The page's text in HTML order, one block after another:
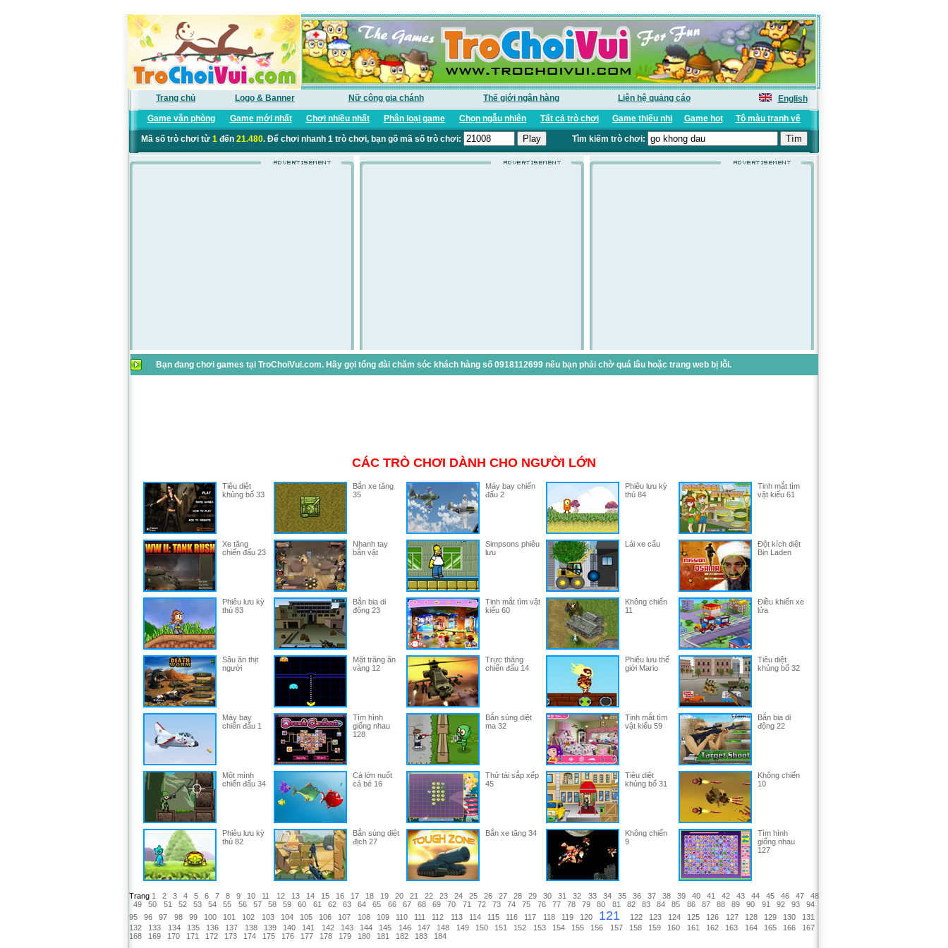
Trang chủ Logo & Banner Nữ công gia chánh Thế giới ngân hàng Liên hệ quảng cáo
English
Game văn phòng
Game mới nhất Chơi nhiều nhất Phân loại game Chọn ngẫu nhiên Tất cả trò chơi Game thiếu nhi Game hot Tô màu tranh vẽ
Mã số trò chơi từ 1đến 21.480. Để chơi nhanh 1 trò chơi, bạn gõ mã số trò chơi: Tìm kiếm trò chơi:
Bạn đang chơi games tại TroChoiVui.com. Hãy gọi tổng đài chăm sóc khách hàng số 0918112699 nếu bạn phải chờ quá lâu hoặc trang web bị lỗi.
CÁC TRÒ CHƠI DÀNH CHO NGƯỜI LỚN
Tiêu diệt
khủng bố 33
Bắn xe tăng
35
Máy bay chiến
đấu 2
Phiêu lưu kỳ
thú 84
Tinh mắt tìm
vật kiểu 61
Xe tăng
chiến đấu 23
Nhanh tay
bắn vật
Simpsons phiêu
lưu
Lái xe cẩu
Đột kích diệt
Bin Laden
Phiêu lưu kỳ
thú 83
Bắn bia di
động 23
Tinh mắt tìm vật
kiểu 60
Không chiến
11
Điều khiển xe
lửa
Sâu ăn thịt
người
Mặt trăng ăn
vàng 12
Trực thăng
chiến đấu 14
Phiêu lưu thế
giới Mario
Tiêu diệt
khủng bố 32
Máy bay
chiến đấu 1
Tìm hình
giống nhau
128
Bắn súng diệt
ma 32
Tinh mắt tìm
vật kiểu 59
Bắn bia di
động 22
Một mình
chiến đấu 34
Cá lớn nuốt
cá bé 16
Thử tài sắp xếp
45
Tiêu diệt
khủng bố 31
Không chiến
10
Phiêu lưu kỳ
thú 82
Bắn súng diệt
địch 27
Bắn xe tăng 34
Không chiến
9
Tìm hình
giống nhau
127
Trang 1 2 3 4 5 6 7 8 9 10 11 12 13 14 15 16 17 18 19 20 21 22 23 24 25 26 27 28 29 30 31 32 33 34 35 36 37 38 39 40 41 42 43 44 45 46 47
48
49
50 51 52 53 54 55 56 57 58 59 60 61 62 63 64 65 66 67 68 69 70 71 72 73 74 75 76 77 78 79 80 81 82 83 84 85 86 87 88 89 90 91 92 93
94
95
96 97 98 99 100 101 102 103 104 105 106 107 108 109 110 111 112 113 114 115 116 117 118 119 120 121 122 123 124 125 126 127 128 129 130
131
132
133 134 135 136 137 138 139 140 141 142 143 144 145 146 147 148 149 150 151 152 153 154 155 156 157 158 159 160 161 162 163 164 165 166
167
168
169 170 171 172 173 174 175 176 177 178 179 180 181 182 183 184